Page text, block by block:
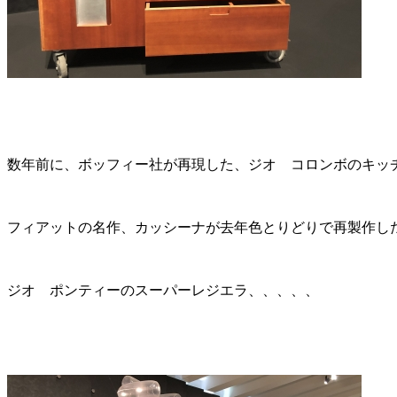
数年前に、ボッフィー社が再現した、ジオ コロンボのキッ
フィアットの名作、カッシーナが去年色とりどりで再製作し
ジオ ポンティーのスーパーレジエラ、、、、、